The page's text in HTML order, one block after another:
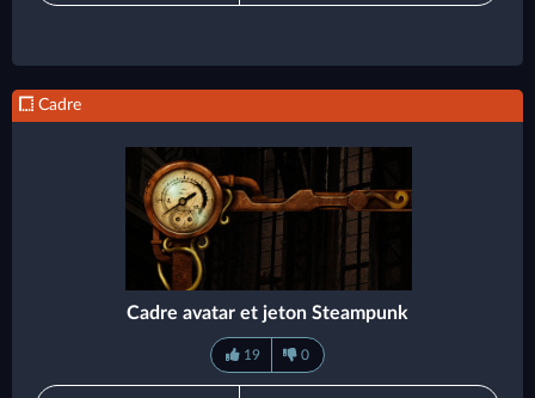
Cadre
Cadre avatar et jeton Steampunk
19 0